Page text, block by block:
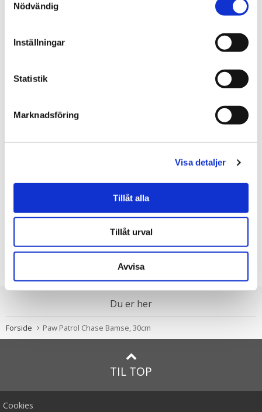
Nödvändig
Inställningar
Statistik
Marknadsföring
Visa detaljer
Tillåt alla
Tillåt urval
Avvisa
118.00 dkk
Paw Patrol Marshall Bamse,
30cm
189.00 dkk
Paw Patrol Skye bamse,
30cm
189.00 dkk
Du er her
Forside Paw Patrol Chase Bamse, 30cm
TIL TOP
Cookies